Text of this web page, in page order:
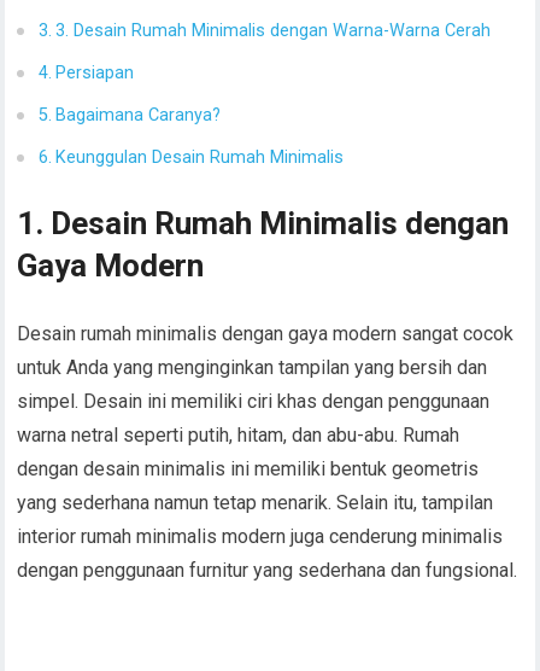
3. Desain Rumah Minimalis dengan Warna-Warna Cerah
Persiapan
Bagaimana Caranya?
Keunggulan Desain Rumah Minimalis
1. Desain Rumah Minimalis dengan
Gaya Modern
Desain rumah minimalis dengan gaya modern sangat cocok
untuk Anda yang menginginkan tampilan yang bersih dan
simpel. Desain ini memiliki ciri khas dengan penggunaan
warna netral seperti putih, hitam, dan abu-abu. Rumah
dengan desain minimalis ini memiliki bentuk geometris
yang sederhana namun tetap menarik. Selain itu, tampilan
interior rumah minimalis modern juga cenderung minimalis
dengan penggunaan furnitur yang sederhana dan fungsional.